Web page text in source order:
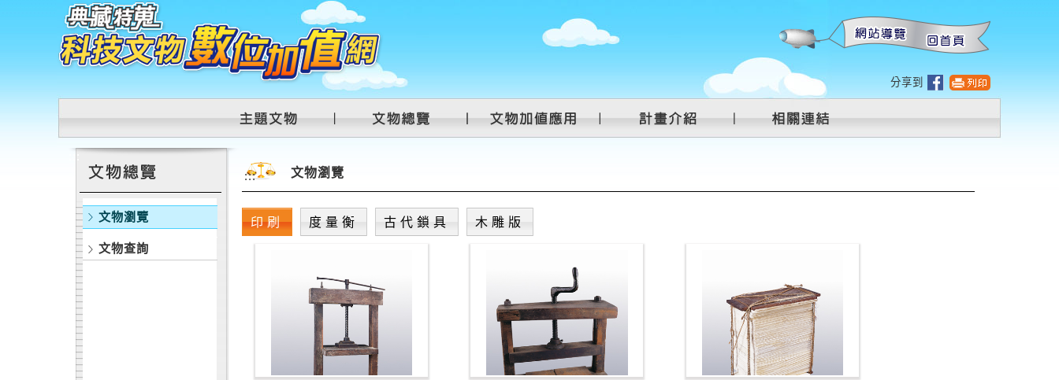
跳到主要內容區塊
分享到
文物瀏覽
文物查詢
::: 文物瀏覽
印刷 度量衡 古代鎖具 木雕版